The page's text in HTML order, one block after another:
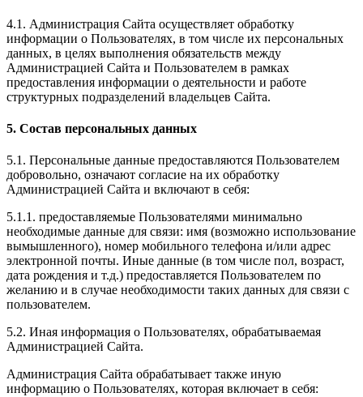
4.1. Администрация Сайта осуществляет обработку
информации о Пользователях, в том числе их персональных
данных, в целях выполнения обязательств между
Администрацией Сайта и Пользователем в рамках
предоставления информации о деятельности и работе
структурных подразделений владельцев Сайта.
5. Состав персональных данных
5.1. Персональные данные предоставляются Пользователем
добровольно, означают согласие на их обработку
Администрацией Сайта и включают в себя:
5.1.1. предоставляемые Пользователями минимально
необходимые данные для связи: имя (возможно использование
вымышленного), номер мобильного телефона и/или адрес
электронной почты. Иные данные (в том числе пол, возраст,
дата рождения и т.д.) предоставляется Пользователем по
желанию и в случае необходимости таких данных для связи с
пользователем.
5.2. Иная информация о Пользователях, обрабатываемая
Администрацией Сайта.
Администрация Сайта обрабатывает также иную
информацию о Пользователях, которая включает в себя: